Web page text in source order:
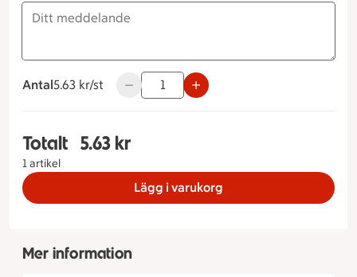
Antal
5.63 kronor styck
5.63 kr/st Använd knapparna för att minska eller
Totalt
1 artikel
Totalt 1 stycken Källarfranska, 5.63 kronor
5.63 kr
Lägg i varukorg
Mer information